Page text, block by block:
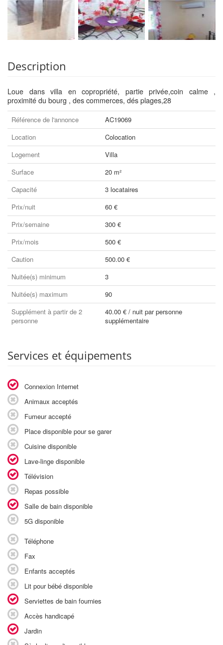
Description
Loue dans villa en copropriété, partie privée,coin calme ,
proximité du bourg , des commerces, dés plages,28
Référence de l'annonce
AC19069
Location
Colocation
Logement
Villa
Surface
20 m²
Capacité
3 locataires
Prix/nuit
60 €
Prix/semaine
300 €
Prix/mois
500 €
Caution
500.00 €
Nuitée(s) minimum
3
Nuitée(s) maximum
90
Supplément à partir de 2
personne
40.00 € / nuit par personne
supplémentaire
Services et équipements
Connexion Internet
Animaux acceptés
Fumeur accepté
Place disponible pour se garer
Cuisine disponible
Lave-linge disponible
Télévision
Repas possible
Salle de bain disponible
5G disponible
Téléphone
Fax
Enfants acceptés
Lit pour bébé disponible
Serviettes de bain fournies
Accès handicapé
Jardin